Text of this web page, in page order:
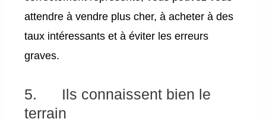
attendre à vendre plus cher, à acheter à des
taux intéressants et à éviter les erreurs
graves.
5. Ils connaissent bien le
terrain